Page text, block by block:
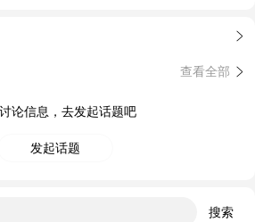
查看全部
论信息，去发起话题吧
发起话题
搜索